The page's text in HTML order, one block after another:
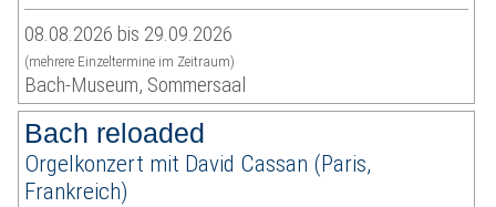
08.08.2026 bis 29.09.2026
(mehrere Einzeltermine im Zeitraum)
Bach-Museum, Sommersaal
Bach reloaded
Orgelkonzert mit David Cassan (Paris,
Frankreich)